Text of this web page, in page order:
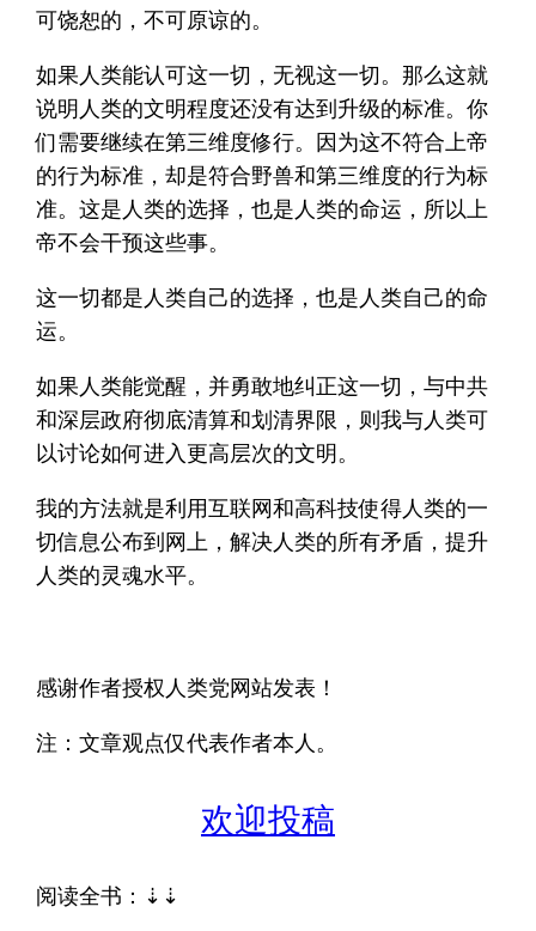
可饶恕的，不可原谅的。
如果人类能认可这一切，无视这一切。那么这就
说明人类的文明程度还没有达到升级的标准。你
们需要继续在第三维度修行。因为这不符合上帝
的行为标准，却是符合野兽和第三维度的行为标
准。这是人类的选择，也是人类的命运，所以上
帝不会干预这些事。
这一切都是人类自己的选择，也是人类自己的命
运。
如果人类能觉醒，并勇敢地纠正这一切，与中共
和深层政府彻底清算和划清界限，则我与人类可
以讨论如何进入更高层次的文明。
我的方法就是利用互联网和高科技使得人类的一
切信息公布到网上，解决人类的所有矛盾，提升
人类的灵魂水平。
感谢作者授权人类党网站发表！
注：文章观点仅代表作者本人。
欢迎投稿
阅读全书：⇣⇣